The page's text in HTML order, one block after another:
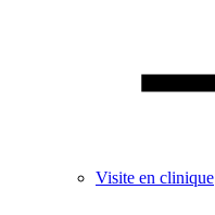
Visite en clinique